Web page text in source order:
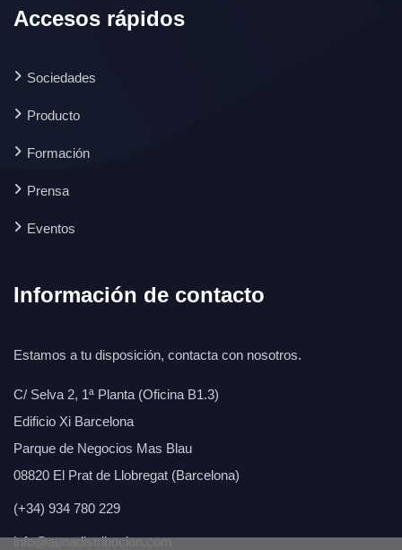
Accesos rápidos
Sociedades
Producto
Formación
Prensa
Eventos
Información de contacto
Estamos a tu disposición, contacta con nosotros.
C/ Selva 2, 1ª Planta (Oficina B1.3)
Edificio Xi Barcelona
Parque de Negocios Mas Blau
08820 El Prat de Llobregat (Barcelona)
(+34) 934 780 229
info@aunadistribucion.com